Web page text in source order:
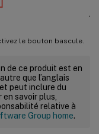
le bouton bascule.
de ce produit est en
que l’anglais
peut inclure du
savoir plus,
relative à
Group home.